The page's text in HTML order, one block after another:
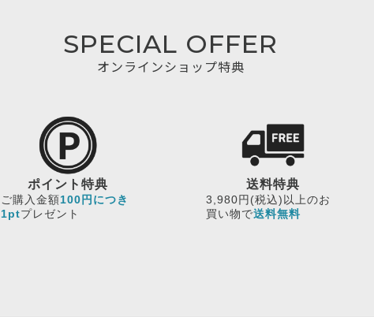
SPECIAL OFFER
オンラインショップ特典
ポイント特典
ご購入金額100円につき
1ptプレゼント
送料特典
3,980円(税込)以上のお
買い物で送料無料